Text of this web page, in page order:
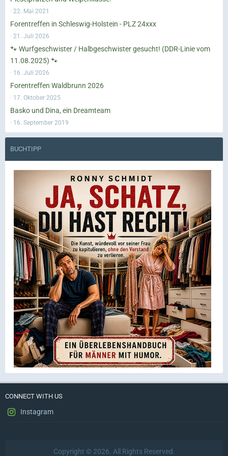
22. Mai 2021
Forentreffen in Schleswig-Holstein - PLZ 24xxx
21. Juli 2026
🐾 Wurfgeschwister / Halbgeschwister gesucht! (DDR-Linie vom
11.08.2025) 🐾
16. Juli 2026
Forentreffen Waldbrunn 2026
17. Oktober 2025
Basko und Dina, ein Dreamteam
16. September 2019
BUCHTIPP
CONNECT WITH US
Instagram
Copyright © 2026. All Rights Reserved.